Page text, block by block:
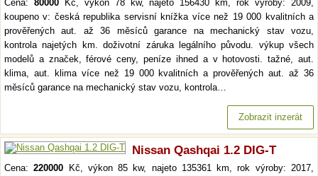
Cena: 80000Kč, výkon 78 kw, najeto 156430 km, rok výroby: 2009,
koupeno v: česká republika servisní knížka více než 19 000 kvalitních a
prověřených aut. až 36 měsíců garance na mechanický stav vozu,
kontrola najetých km. doživotní záruka legálního původu. výkup všech
modelů a značek, férové ceny, peníze ihned a v hotovosti. tažné, aut.
klima, aut. klima více než 19 000 kvalitních a prověřených aut. až 36
měsíců garance na mechanický stav vozu, kontrola…
Zobrazit inzerát
Nissan Qashqai 1.2 DIG-T
Cena:220000 Kč, výkon 85 kw, najeto 135361 km, rok výroby: 2017,